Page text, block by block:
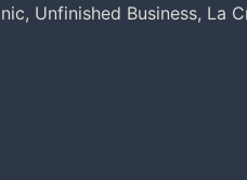
Unfinished Business, La